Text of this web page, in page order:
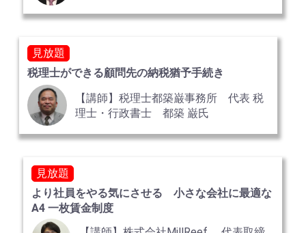
見放題
税理士ができる顧問先の納税猶予手続き
【講師】税理士都築巌事務所 代表 税
理士・行政書士 都築 巌氏
見放題
より社員をやる気にさせる 小さな会社に最適な
A4 一枚賃金制度